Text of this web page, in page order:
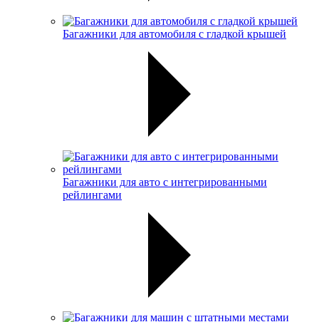
Багажники для автомобиля с гладкой крышей
Багажники для авто с интегрированными
рейлингами